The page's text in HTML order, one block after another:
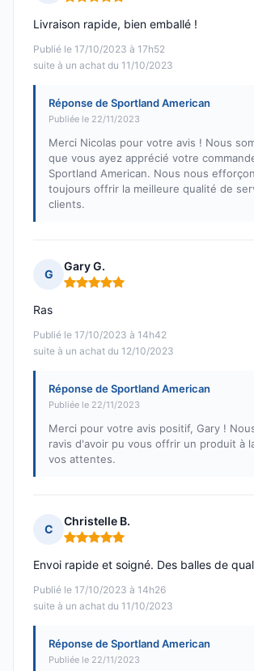
Note : 5 sur 5
Publié le 17/10/2023 à 17h52
suite à un achat du 11/10/2023
Livraison rapide, bien emballé !
Réponse de Sportland American
Publiée le 22/11/2023
Merci Nicolas pour votre avis ! Nous
que vous ayez apprécié votre
Sportland American. Nous nous
toujours offrir la meilleure qualité de
clients.
G
Gary G.
Note : 5 sur 5
Publié le 17/10/2023 à 14h42
suite à un achat du 12/10/2023
Ras
Réponse de Sportland American
Publiée le 22/11/2023
Merci pour votre avis positif, Gary !
ravis d'avoir pu vous offrir un produit à
vos attentes.
C
Christelle B.
Note : 5 sur 5
Publié le 17/10/2023 à 14h26
suite à un achat du 11/10/2023
Envoi rapide et soigné. Des balles de
Réponse de Sportland American
Publiée le 22/11/2023